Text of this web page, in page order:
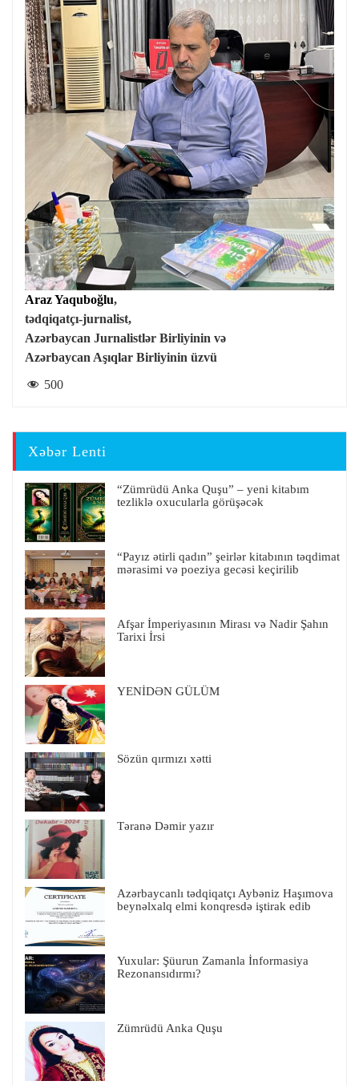
Araz Yaquboğlu,
tədqiqatçı-jurnalist,
Azərbaycan Jurnalistlər Birliyinin və
Azərbaycan Aşıqlar Birliyinin üzvü
500
Xəbər Lenti
“Zümrüdü Anka Quşu” – yeni kitabım
tezliklə oxucularla görüşəcək
“Payız ətirli qadın” şeirlər kitabının təqdimat
mərasimi və poeziya gecəsi keçirilib
Afşar İmperiyasının Mirası və Nadir Şahın
Tarixi İrsi
YENİDƏN GÜLÜM
Sözün qırmızı xətti
Təranə Dəmir yazır
Azərbaycanlı tədqiqatçı Aybəniz Haşımova
beynəlxalq elmi konqresdə iştirak edib
Yuxular: Şüurun Zamanla İnformasiya
Rezonansıdırmı?
Zümrüdü Anka Quşu